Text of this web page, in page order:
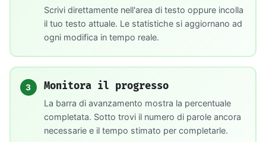
Scrivi direttamente nell'area di testo oppure incolla
il tuo testo attuale. Le statistiche si aggiornano ad
ogni modifica in tempo reale.
3 Monitora il progresso
La barra di avanzamento mostra la percentuale
completata. Sotto trovi il numero di parole ancora
necessarie e il tempo stimato per completarle.